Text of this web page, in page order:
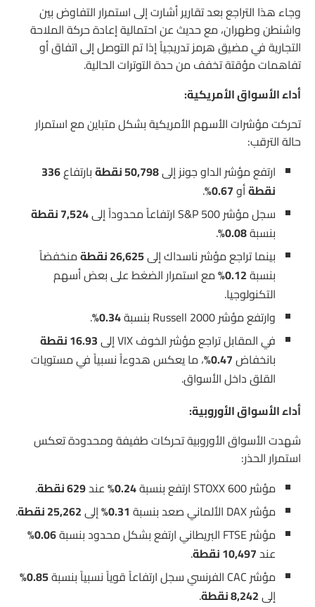
وجاء هذا التراجع بعد تقارير أشارت إلى استمرار التفاوض بين
واشنطن وطهران، مع حديث عن احتمالية إعادة حركة الملاحة
التجارية في مضيق هرمز تدريجياً إذا تم التوصل إلى اتفاق أو
تفاهمات مؤقتة تخفف من حدة التوترات الحالية.
أداء الأسواق الأمريكية:
تحركت مؤشرات الأسهم الأمريكية بشكل متباين مع استمرار
حالة الترقب:
ارتفع مؤشر الداو جونز إلى50,798 نقطة بارتفاع336
نقطةأو0.67%
.
سجل مؤشر S&P 500 ارتفاعاً محدوداً إلى
7,524 نقطة
بنسبة0.08%
.
بينما تراجع مؤشر ناسداك إلى26,625 نقطة
منخفضاً
بنسبة0.12% مع استمرار الضغط على بعض أسهم
التكنولوجيا.
وارتفع مؤشر Russell 2000 بنسبة
0.34%
.
في المقابل تراجع مؤشر الخوف VIX إلى
16.93 نقطة
بانخفاض0.47% ، ما يعكس هدوءاً نسبياً في مستويات
القلق داخل الأسواق.
أداء الأسواق الأوروبية:
شهدت الأسواق الأوروبية تحركات طفيفة ومحدودة تعكس
استمرار الحذر:
مؤشر STOXX 600 ارتفع بنسبة
0.24% عند629 نقطة
.
مؤشر DAX الألماني صعد بنسبة
0.31% إلى25,262 نقطة
.
مؤشر FTSE البريطاني ارتفع بشكل محدود بنسبة
0.06%
عند10,497 نقطة
.
مؤشر CAC الفرنسي سجل ارتفاعاً قوياً نسبياً بنسبة
0.85%
إلى8,242 نقطة
.